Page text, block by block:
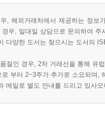
, 해외거래처에서 제공하는 정
경우, 일대일 상담으로 문의하여 주
다양한 도서는 찾으시는 도서의
절인 경우, 2차 거래선을 통해 유
로 부터 2~3주가 추가로 소요되며,
메일로 별도 안내를 드리고 있사